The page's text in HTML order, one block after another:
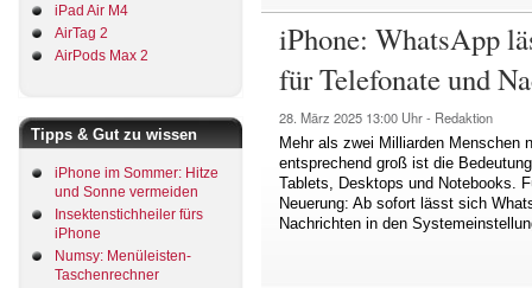
iPad Air M4
AirTag 2
AirPods Max 2
Tipps & Gut zu wissen
iPhone im Sommer: Hitze
und Sonne vermeiden
Insektenstichheiler fürs
iPhone
Numsy: Menüleisten-
Taschenrechner
iPhone: WhatsApp
für Telefonate und
28. März 2025 13:00 Uhr - Redaktion
Mehr als zwei Milliarden Menschen
entsprechend groß ist die
Tablets, Desktops und Notebooks.
Neuerung: Ab sofort lässt sich
Nachrichten in den